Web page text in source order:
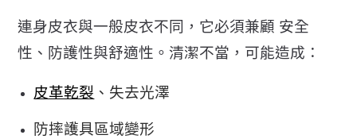
連身皮衣與一般皮衣不同，它必須兼顧 安全
性、防護性與舒適性。清潔不當，可能造成：
皮革乾裂 、失去光澤
防摔護具區域變形